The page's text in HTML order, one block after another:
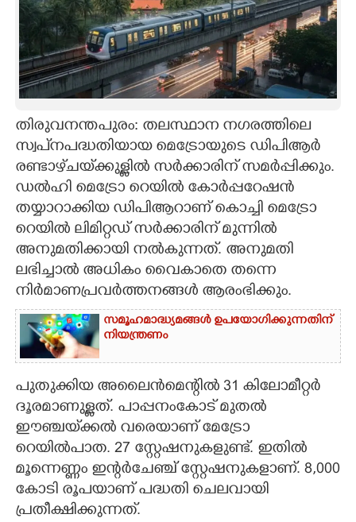
ART
ASTRO
CARTOONS
LITERATURE
ZOOM
CONTACT US
തിരുവനന്തപുരം: തലസ്ഥാന നഗരത്തിലെ
സ്വപ്‌നപദ്ധതിയായ മെട്രോയുടെ ഡിപിആർ
രണ്ടാഴ്‌ചയ്‌ക്കുള്ളിൽ സർക്കാരിന് സമർപ്പിക്കും.
ഡൽഹി മെട്രോ റെയിൽ കോർപ്പറേഷൻ
തയ്യാറാക്കിയ ഡിപിആറാണ് കൊച്ചി മെട്രോ
റെയിൽ ലിമിറ്റഡ് സർക്കാരിന് മുന്നിൽ
അനുമതിക്കായി നൽകുന്നത്. അനുമതി
ലഭിച്ചാൽ അധികം വൈകാതെ തന്നെ
നിർമാണപ്രവർത്തനങ്ങൾ ആരംഭിക്കും.
സമൂഹമാദ്ധ്യമങ്ങൾ ഉപയോഗിക്കുന്നതിന്
നിയന്ത്രണം
പുതുക്കിയ അലൈൻമെന്റിൽ 31 കിലോമീറ്റർ
ദൂരമാണുള്ളത്. പാപ്പനംകോട് മുതൽ
ഈഞ്ചയ്‌ക്കൽ വരെയാണ് മേട്രോ
റെയിൽപാത. 27 സ്റ്റേഷനുകളുണ്ട്. ഇതിൽ
മൂന്നെണ്ണം ഇന്റർചേഞ്ച് സ്റ്റേഷനുകളാണ്. 8,000
കോടി രൂപയാണ് പദ്ധതി ചെലവായി
പ്രതീക്ഷിക്കുന്നത്.